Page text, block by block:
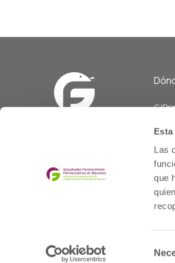
Las
que
de
C/
© 2020 cofgipuzkoa.eus